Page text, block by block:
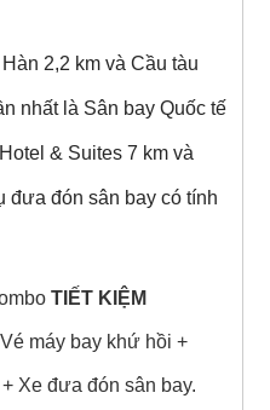
2,2 km và Cầu tàu
nhất là Sân bay Quốc tế
& Suites 7 km và
đưa đón sân bay có tính
TIẾT KIỆM
máy bay khứ hồi +
Xe đưa đón sân bay.